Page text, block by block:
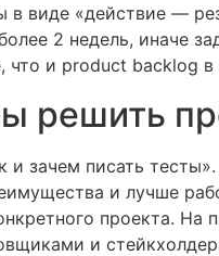
в виде «действие —
2 недель, иначе
и product backlog в
решить
зачем писать
и лучше
проекта. На
и